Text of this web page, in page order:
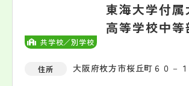
共学校／別学校
東海大学付属
高等学校中等
住所 大阪府枚方市桜丘町６０－１